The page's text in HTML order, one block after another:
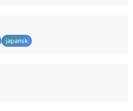
japansk